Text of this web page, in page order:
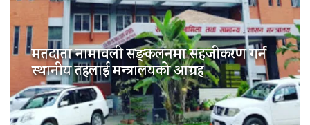
मतदाता नामावली सङ्कलनमा सहजीकरण गर्न
स्थानीय तहलाई मन्त्रालयको आग्रह